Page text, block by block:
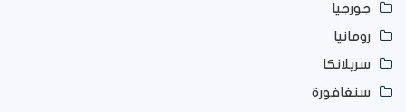
جورجيا
رومانيا
سريلانكا
سنغافورة